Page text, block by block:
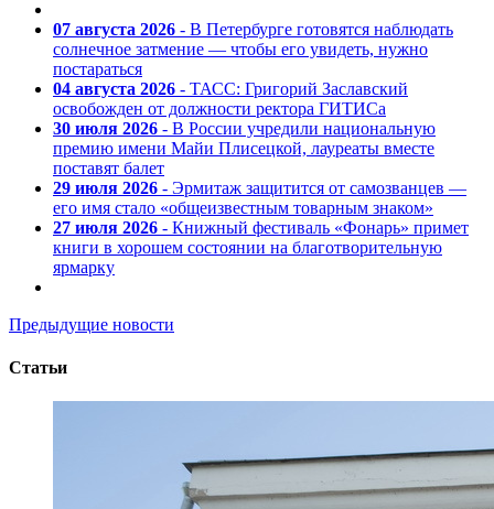
07 августа 2026 - В Петербурге готовятся наблюдать
солнечное затмение — чтобы его увидеть, нужно
постараться
04 августа 2026 - ТАСС: Григорий Заславский
освобожден от должности ректора ГИТИСа
30 июля 2026 - В России учредили национальную
премию имени Майи Плисецкой, лауреаты вместе
поставят балет
29 июля 2026 - Эрмитаж защитится от самозванцев —
его имя стало «общеизвестным товарным знаком»
27 июля 2026 - Книжный фестиваль «Фонарь» примет
книги в хорошем состоянии на благотворительную
ярмарку
Предыдущие новости
Статьи